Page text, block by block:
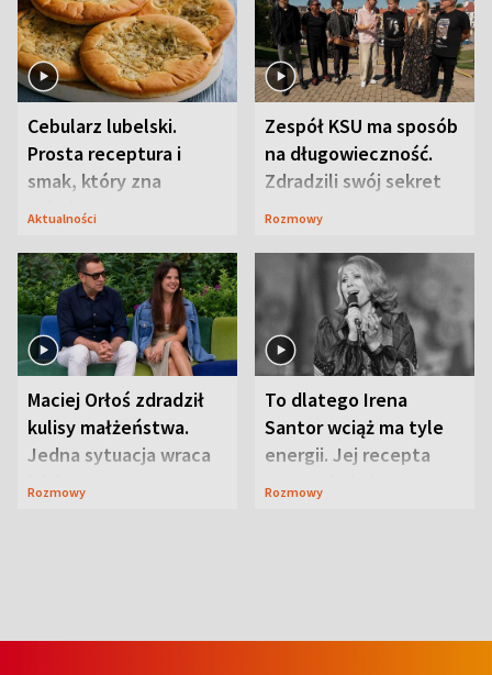
Cebularz lubelski.
Prosta receptura i
smak, który zna
Lubelszczyzna
Aktualności
Zespół KSU ma sposób
na długowieczność.
Zdradzili swój sekret
Rozmowy
Maciej Orłoś zdradził
kulisy małżeństwa.
Jedna sytuacja wraca
jak bumerang
Rozmowy
To dlatego Irena
Santor wciąż ma tyle
energii. Jej recepta
jest zaskakująco
Rozmowy